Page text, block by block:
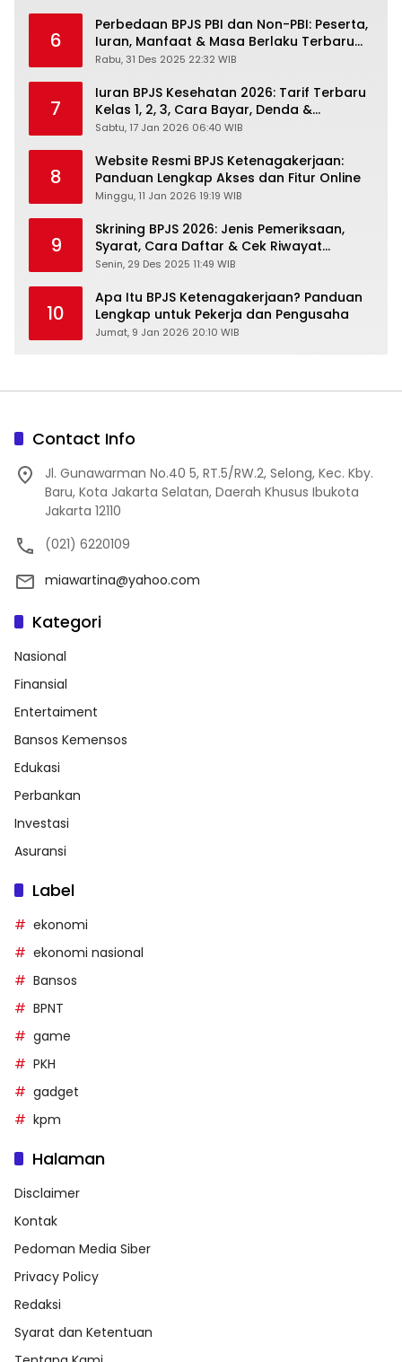
6
Perbedaan BPJS PBI dan Non-PBI: Peserta,
Iuran, Manfaat & Masa Berlaku Terbaru
2026
Rabu, 31 Des 2025 22:32 WIB
7
Iuran BPJS Kesehatan 2026: Tarif Terbaru
Kelas 1, 2, 3, Cara Bayar, Denda &
Panduan Lengkap Peserta JKN-KIS
Sabtu, 17 Jan 2026 06:40 WIB
8
Website Resmi BPJS Ketenagakerjaan:
Panduan Lengkap Akses dan Fitur Online
Minggu, 11 Jan 2026 19:19 WIB
9
Skrining BPJS 2026: Jenis Pemeriksaan,
Syarat, Cara Daftar & Cek Riwayat
Kesehatan Gratis
Senin, 29 Des 2025 11:49 WIB
10
Apa Itu BPJS Ketenagakerjaan? Panduan
Lengkap untuk Pekerja dan Pengusaha
Jumat, 9 Jan 2026 20:10 WIB
Contact Info
Jl. Gunawarman No.40 5, RT.5/RW.2, Selong, Kec. Kby.
Baru, Kota Jakarta Selatan, Daerah Khusus Ibukota
Jakarta 12110
(021) 6220109
miawartina@yahoo.com
Kategori
Nasional
Finansial
Entertaiment
Bansos Kemensos
Edukasi
Perbankan
Investasi
Asuransi
Label
ekonomi
ekonomi nasional
Bansos
BPNT
game
PKH
gadget
kpm
Halaman
Disclaimer
Kontak
Pedoman Media Siber
Privacy Policy
Redaksi
Syarat dan Ketentuan